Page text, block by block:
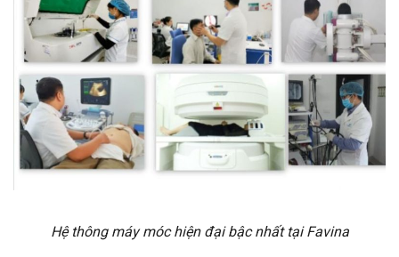
Hệ thông máy móc hiện đại bậc nhất tại Favina